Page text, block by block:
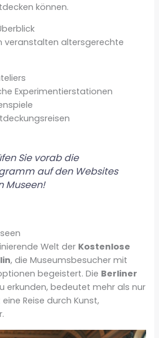
können.
veranstalten altersgerechte
Experimentierstationen
Sie vorab die
auf den Websites
Museen!
Welt der Kostenlose
, die Museumsbesucher mit
begeistert. Die Berliner
erkunden, bedeutet mehr als nur
Reise durch Kunst,